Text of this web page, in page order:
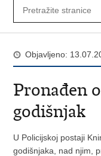
Objavljeno:
Pronađen
godišnjak
U Policijskoj postaji
godišnjaka, nad njim,